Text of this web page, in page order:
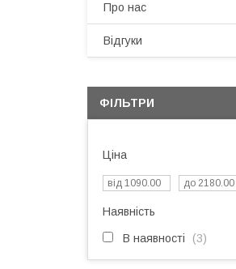
Про нас
Відгуки
ФІЛЬТРИ
Ціна
Наявність
В наявності 3